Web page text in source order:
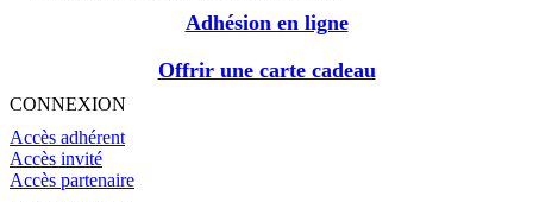
Adhésion en ligne
Offrir une carte cadeau
CONNEXION
Accès adhérent
Accès invité
Accès partenaire